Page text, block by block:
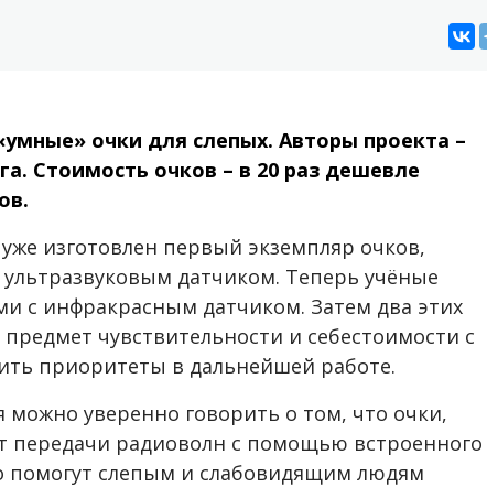
очки для слепых. Авторы проекта –
Стоимость очков – в 20 раз дешевле
изготовлен первый экземпляр очков,
датчиком. Теперь учёные
с инфракрасным датчиком. Затем два этих
чувствительности и себестоимости с
приоритеты в дальнейшей работе.
можно уверенно говорить о том, что очки,
передачи радиоволн с помощью встроенного
помогут слепым и слабовидящим людям